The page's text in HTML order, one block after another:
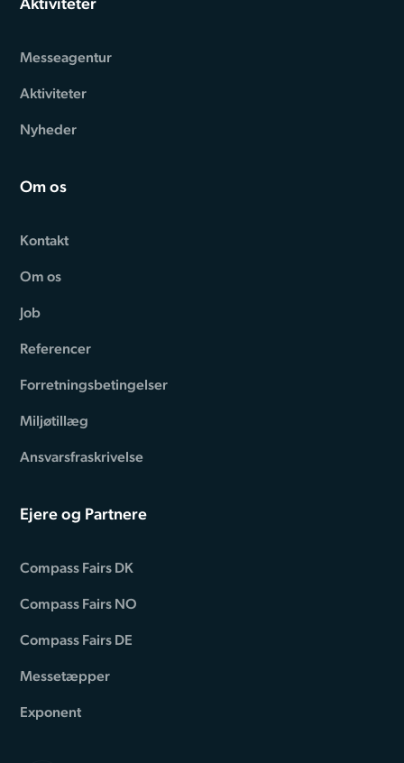
Messeagentur
Aktiviteter
Nyheder
Om os
Kontakt
Om os
Job
Referencer
Forretningsbetingelser
Miljøtillæg
Ansvarsfraskrivelse
Ejere og Partnere
Compass Fairs DK
Compass Fairs NO
Compass Fairs DE
Messetæpper
Exponent